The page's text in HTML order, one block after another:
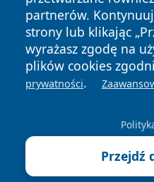
partnerów.
strony lub klikając
wyrażasz zgodę na
plików cookies
prywatności.
Przejdź
News Autorzy